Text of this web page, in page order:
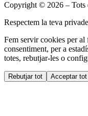
Copyright © 2026 – Tots
Respectem la teva
Fem servir cookies per
consentiment, per a
totes, rebutjar-les o
Rebutjar tot Acceptar tot